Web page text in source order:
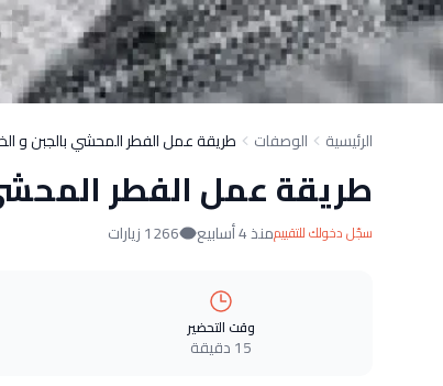
الرئيسية الوصفات طريقة عمل الفطر المحشي بالجبن و
طريقة عمل الفطر
سجّل دخولك للتقييممنذ 4 أسابيع 1266 زيارات
وقت التحضير
15 دقيقة